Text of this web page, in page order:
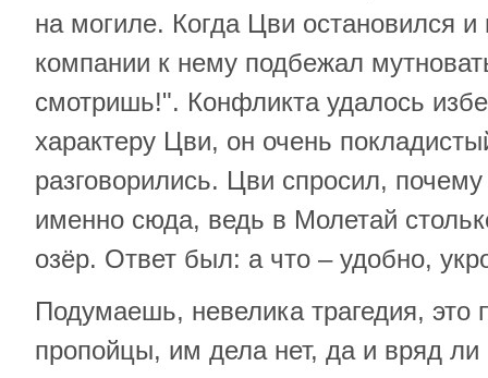
на могиле. Когда Цви остановился и
компании к нему подбежал
смотришь!". Конфликта удалось
характеру Цви, он очень
разговорились. Цви спросил,
именно сюда, ведь в Молетай
озёр. Ответ был: а что – удобно,
Подумаешь, невелика трагедия, это
пропойцы, им дела нет, да и вряд ли